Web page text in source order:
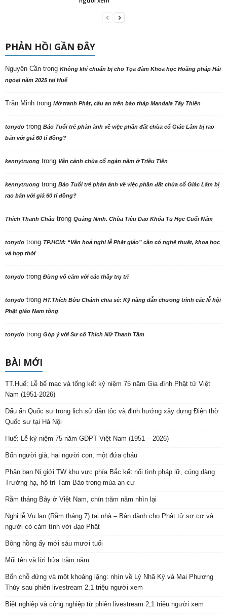
PHẢN HỒI GẦN ĐÂY
Nguyên Cần trong Không khí chuẩn bị cho Tọa đàm Khoa học Hoằng pháp Hải
ngoại năm 2025 tại Huế
Trần Minh trong Mở tranh Phật, cầu an trên bảo tháp Mandala Tây Thiên
tonydo trong Báo Tuổi trẻ phản ảnh về việc phần đất chùa cổ Giác Lâm bị rao
bán với giá 60 tỉ đồng?
kennytruong trong Vãn cảnh chùa cổ ngàn năm ở Triều Tiên
kennytruong trong Báo Tuổi trẻ phản ảnh về việc phần đất chùa cổ Giác Lâm bị
rao bán với giá 60 tỉ đồng?
Thích Thanh Châu trong Quảng Ninh. Chùa Tiêu Dao Khóa Tu Học Cuối Năm
tonydo trong TP.HCM: “Văn hoá nghi lễ Phật giáo” cần có nghệ thuật, khoa học
và hợp thời
tonydo trong Đừng vô cảm với các thầy trụ trì
tonydo trong HT.Thích Bửu Chánh chia sẻ: Kỹ năng dẫn chương trình các lễ hội
Phật giáo Nam tông
tonydo trong Góp ý với Sư cô Thích Nữ Thanh Tâm
BÀI MỚI
TT.Huế: Lễ bế mạc và tổng kết kỷ niệm 75 năm Gia đình Phật tử Việt
Nam (1951-2026)
Dấu ấn Quốc sư trong lịch sử dân tộc và định hướng xây dựng Điện thờ
Quốc sư tại Hà Nội
Huế: Lễ kỷ niệm 75 năm GĐPT Việt Nam (1951 – 2026)
Bốn người già, hai người con, một đứa cháu
Phân ban Ni giới TW khu vực phía Bắc kết nối tình pháp lữ, cúng dàng
Trường hạ, hộ trì Tam Bảo trong mùa an cư
Rằm tháng Bảy ở Việt Nam, chín trăm năm nhìn lại
Nghi lễ Vu lan (Rằm tháng 7) tại nhà – Bản dành cho Phật tử sơ cơ và
người có cảm tình với đạo Phật
Bông hồng ấy mới sáu mươi tuổi
Mũi tên và lời hứa trăm năm
Bốn chỗ đứng và một khoảng lặng: nhìn về Lý Nhã Kỳ và Mai Phương
Thúy sau phiên livestream 2,1 triệu người xem
Biệt nghiệp và cộng nghiệp từ phiên livestream 2,1 triệu người xem